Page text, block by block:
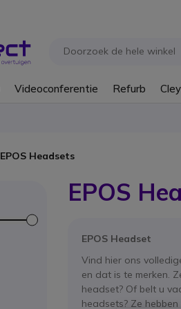
Videoconferentie Refurb
EPOS Headsets
EPOS
EPOS Headset
Vind hier ons
en dat is te merken.
headset? Of belt u
headsets? Ze